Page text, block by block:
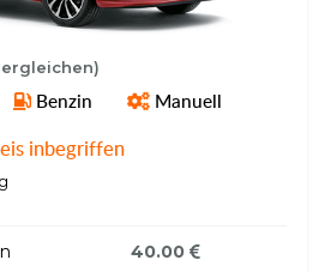
Benzin Manuell
inbegriffen
40.00